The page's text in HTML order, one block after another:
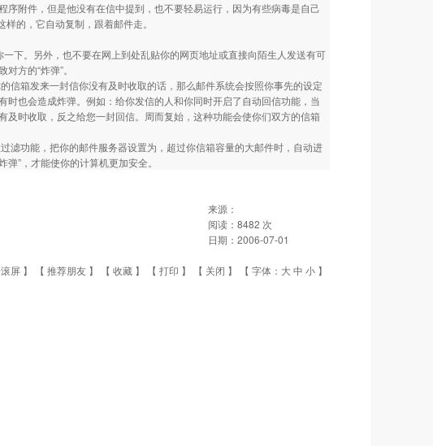
附件，但是他没有在信中提到，也不要轻易运行，因为有些病毒是自己
的，它自动复制，跟着邮件走。
。另外，也不要在网上到处乱贴你的网页地址或直接向陌生人发送有可
方的“炸弹”。
箱发来一封信你没有及时收取的话，那么邮件系统会按照你事先的设定
也会造成炸弹。例如：给你发信的人和你同时开启了自动回信功能，当
时收取，反之给您一封回信。周而复始，这种功能会使你们双方的信箱
功能，把你的邮件服务器设置为，超过你信箱容量的大邮件时，自动进
”，才能使你的计算机更加安全。
来源：
阅读： 8482 次
日期： 2006-07-01
滚屏 】 【 推荐朋友 】 【 收藏 】 【 打印 】 【 关闭 】 【 字体： 大中 小 】